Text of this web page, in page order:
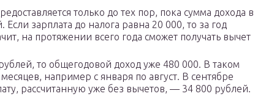
только до тех пор, пока сумма дохода в
зарплата до налога равна 20 000, то за год
на протяжении всего года сможет получать вычет
то общегодовой доход уже 480 000. В таком
месяцев, например с января по август. В сентябре
рассчитанную уже без вычетов, — 34 800 рублей.